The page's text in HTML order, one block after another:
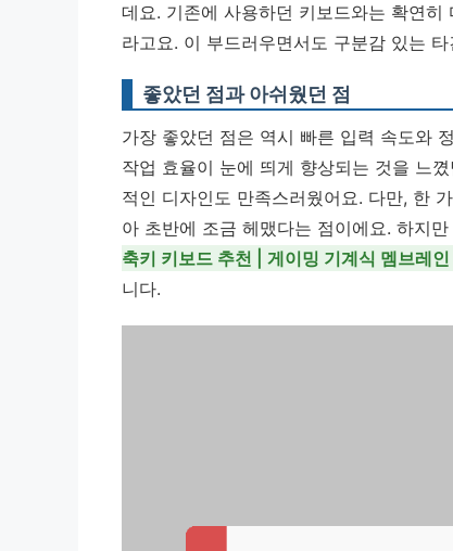
데요. 기존에 사용하던 키보드와는 확연
라고요. 이 부드러우면서도 구분감 있는
좋았던 점과 아쉬웠던 점
가장 좋았던 점은 역시 빠른 입력 속도와
작업 효율이 눈에 띄게 향상되는 것을 느
적인 디자인도 만족스러웠어요. 다만, 한
아 초반에 조금 헤맸다는 점이에요. 하지
축키 키보드 추천 | 게이밍 기계식 멤브레
니다.